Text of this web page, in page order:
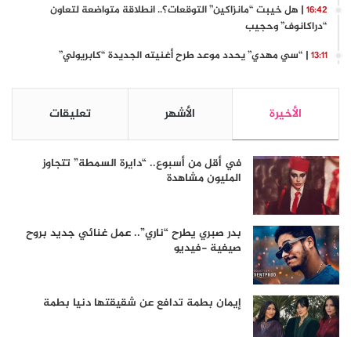
16:42 | هل خيبت “مانزاكين” التوقعات؟.. انطلاقة متواضعة لتعاون
“دراكانوف” وحجيب
13:11 | “سي مهدي” يحدد موعد طرح أغنيته الجديدة “كابريولي”
الأخيرة الأشهر تعليقات
في أقل من أسبوع.. “دايرة السمطة” تتجاوز
المليون مشاهدة
بدر صبري يطرح “ناري”.. عمل غنائي جديد بروح
صيفية -فيديو
إيمان بطمة تدافع عن شقيقتها دنيا بطمة